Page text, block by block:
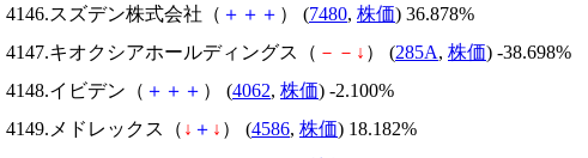
4146.スズデン株式会社（ ＋ ＋ ＋ ） (7480, 株価) 36.878%
4147.キオクシアホールディングス（ － － ↓ ） (285A, 株価) -38.698%
4148.イビデン（ ＋ ＋ ＋ ） (4062, 株価) -2.100%
4149.メドレックス（ ↓ ＋ ↓ ） (4586, 株価) 18.182%